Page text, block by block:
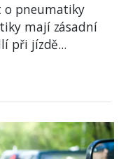
o pneumatiky
mají zásadní
při jízdě...